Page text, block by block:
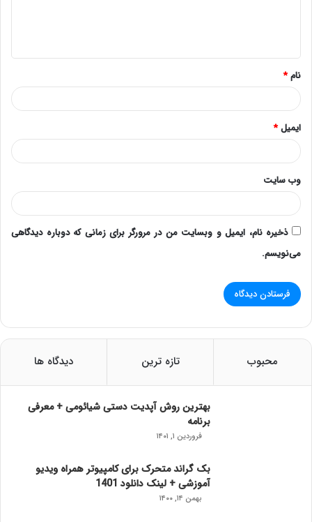
*
نام*
ایمیل*
وب‌ سایت
ذخیره نام، ایمیل و وبسایت من در مرورگر برای زمانی که دوباره دیدگاهی
می‌نویسم.
محبوب تازه ترین دیدگاه ها
بهترین روش آپدیت دستی شیائومی + معرفی
برنامه
فروردین ۱, ۱۴۰۱
بک گراند متحرک برای کامپیوتر همراه ویدیو
آموزشی + لینک دانلود 1401
بهمن ۱۴, ۱۴۰۰